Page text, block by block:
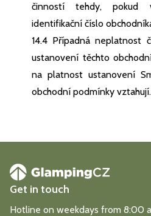
činností tehdy, pokud
identifikační číslo
14.4 Případná neplatnost
ustanovení těchto
na platnost ustanovení
obchodní podmínky vztahují.
Get in touch
Hotline on weekdays from 8:00